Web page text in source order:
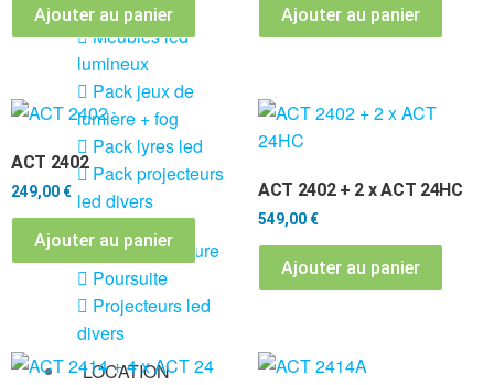
Meubles led
lumineux
Pack jeux de
lumière + fog
Pack lyres led
Pack projecteurs
led divers
Pied et structure
Poursuite
Projecteurs led
divers
LOCATION
Ajouter au panier Ajouter au panier
ACT 2402
249,00 €
Ajouter au panier
ACT 2402 + 2 x ACT 24HC
549,00 €
Ajouter au panier